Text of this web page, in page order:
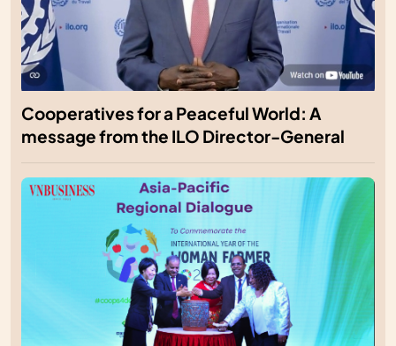
Cooperatives for a Peaceful World: A
message from the ILO Director-General